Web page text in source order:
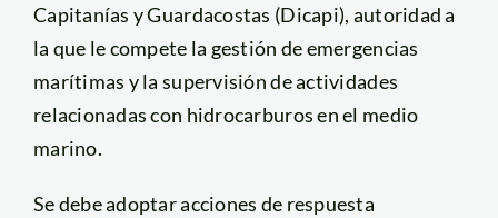
Capitanías y Guardacostas (Dicapi), autoridad a
la que le compete la gestión de emergencias
marítimas y la supervisión de actividades
relacionadas con hidrocarburos en el medio
marino.
Se debe adoptar acciones de respuesta